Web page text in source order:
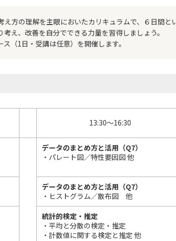
方の理解を主眼においたカリキュラムで、６日間と
え、改善を自分でできる力量を習得しましょう。
（1日・受講は任意）を開催します。
13:30～16:30
データのまとめ方と活用（Q7）
・パレート図／特性要因図 他
データのまとめ方と活用（Q7）
・ヒストグラム／散布図 他
統計的検定・推定
・平均と分散の検定・推定
・計数値に関する検定と推定 他